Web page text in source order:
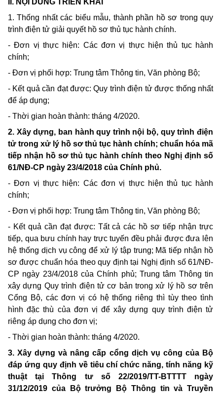
II. NỘI DUNG TRIỂN KHAI
1. Thống nhất các biểu mẫu, thành phần hồ sơ trong quy
trình điện tử giải quyết hồ sơ thủ tục hành chính.
- Đơn vị thực hiện: Các đơn vị thực hiện thủ tục hành
chính;
- Đơn vị phối hợp: Trung tâm Thông tin, Văn phòng Bộ;
- Kết quả cần đạt được: Quy trình điện tử được thống nhất
để áp dụng;
- Thời gian hoàn thành: tháng 4/2020.
2. Xây dựng, ban hành quy trình nội bộ, quy trình điện
tử trong xử lý hồ sơ thủ tục hành chính; chuẩn hóa mã
tiếp nhận hồ sơ thủ tục hành chính theo Nghị định số
61/NĐ-CP ngày 23/4/2018 của Chính phủ.
- Đơn vị thực hiện: Các đơn vị thực hiện thủ tục hành
chính;
- Đơn vị phối hợp: Trung tâm Thông tin, Văn phòng Bộ;
- Kết quả cần đạt được: Tất cả các hồ sơ tiếp nhận trực
tiếp, qua bưu chính hay trực tuyến đều phải được đưa lên
hệ thống dịch vụ công để xử lý tập trung; Mã tiếp nhận hồ
sơ được chuẩn hóa theo quy định tại Nghị định số 61/NĐ-
CP ngày 23/4/2018 của Chính phủ; Trung tâm Thông tin
xây dựng Quy trình điện tử cơ bản trong xử lý hồ sơ trên
Cổng Bộ, các đơn vị có hệ thống riêng thì tùy theo tình
hình đặc thù của đơn vị để xây dựng quy trình điện tử
riêng áp dụng cho đơn vị;
- Thời gian hoàn thành: tháng 4/2020.
3. Xây dựng và nâng cấp cổng dịch vụ công của Bộ
đáp ứng quy định về tiêu chí chức năng, tính năng kỹ
thuật tại Thông tư số 22/2019/TT-BTTTT ngày
31/12/2019 của Bộ trưởng Bộ Thông tin và Truyền